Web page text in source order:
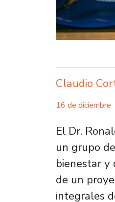
Claudio
16 de diciembre
El Dr.
un grupo
bienestar y
de un
integrales